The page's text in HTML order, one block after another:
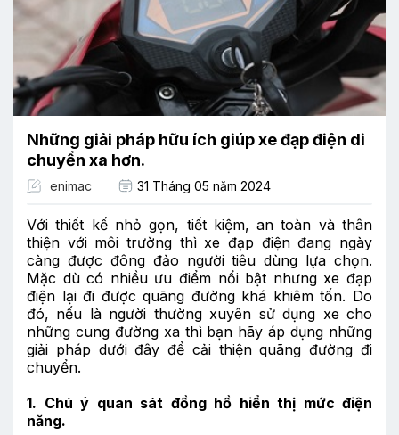
Những giải pháp hữu ích giúp xe đạp điện di
chuyển xa hơn.
enimac 31 Tháng 05 năm 2024
Với thiết kế nhỏ gọn, tiết kiệm, an toàn và thân
thiện với môi trường thì xe đạp điện đang ngày
càng được đông đảo người tiêu dùng lựa chọn.
Mặc dù có nhiều ưu điểm nổi bật nhưng xe đạp
điện lại đi được quãng đường khá khiêm tốn. Do
đó, nếu là người thường xuyên sử dụng xe cho
những cung đường xa thì bạn hãy áp dụng những
giải pháp dưới đây để cải thiện quãng đường đi
chuyển.
1. Chú ý quan sát đồng hồ hiển thị mức điện
năng.